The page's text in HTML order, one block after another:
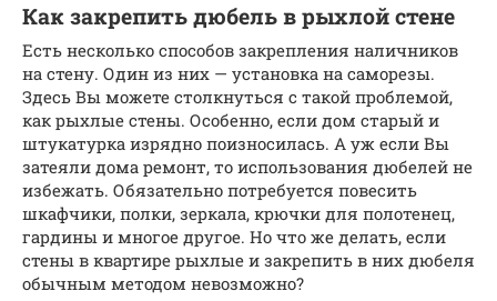
Как закрепить дюбель в рыхлой стене
Есть несколько способов закрепления наличников
на стену. Один из них — установка на саморезы.
Здесь Вы можете столкнуться с такой проблемой,
как рыхлые стены. Особенно, если дом старый и
штукатурка изрядно поизносилась. А уж если Вы
затеяли дома ремонт, то использования дюбелей не
избежать. Обязательно потребуется повесить
шкафчики, полки, зеркала, крючки для полотенец,
гардины и многое другое. Но что же делать, если
стены в квартире рыхлые и закрепить в них дюбеля
обычным методом невозможно?